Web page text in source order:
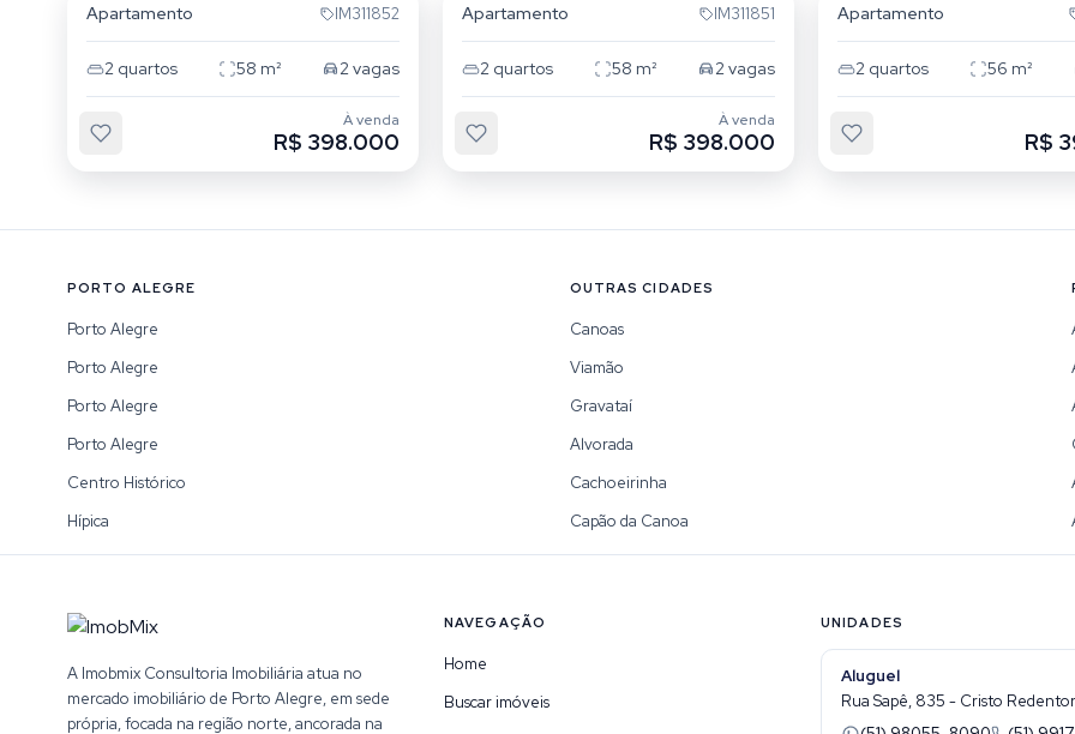
Apartamento IM311852
2 quartos 58 m² 2vagas
À venda
R$ 398.000
Apartamento IM311851
2 quartos 58 m² 2vagas
À venda
R$ 398.000
Apartamento
2 quartos 56 m²
R$
PORTO ALEGRE
Porto Alegre
Porto Alegre
Porto Alegre
Porto Alegre
Centro Histórico
Hípica
OUTRAS CIDADES
Canoas
Viamão
Gravataí
Alvorada
Cachoeirinha
Capão da Canoa
A Imobmix Consultoria Imobiliária atua no
mercado imobiliário de Porto Alegre, em sede
própria, focada na região norte, ancorada na
NAVEGAÇÃO
Home
Buscar imóveis
UNIDADES
Aluguel
Rua Sapê, 835 - Cristo